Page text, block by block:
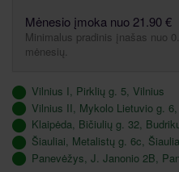
Mėnesio įmoka nuo 21.90 €
Minimalus pradinis įnašas nuo
mėnesių.
Vilnius I, Pirklių g. 5, Vilnius
Vilnius II, Mykolo Lietuvio g.
Klaipėda, Bičiulių g. 32,
Šiauliai, Metalistų g. 6c,
Panevėžys, J. Janonio 2B,